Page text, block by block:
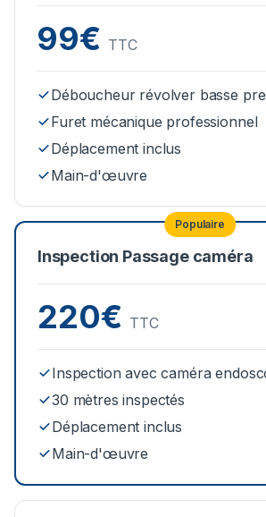
99€ TTC
Déboucheur révolver basse
Furet mécanique professionnel
Déplacement inclus
Main-d'œuvre
Populaire
Inspection Passage caméra
220€ TTC
Inspection avec caméra
30 mètres inspectés
Déplacement inclus
Main-d'œuvre